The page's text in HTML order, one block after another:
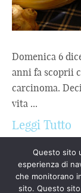
Domenica 6
anni fa scoprii
carcinoma.
vita ...
Leggi Tutto
Questo sito
esperienza di
che monitorano
sito. Questo